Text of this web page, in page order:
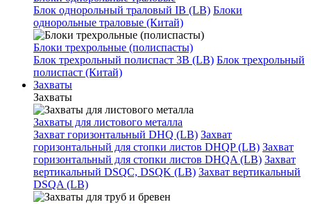
Блок однорольный траловый IB (LB) Блоки
однорольные траловые (Китай)
Блоки трехрольные (полиспасты)
Блок трехрольный полиспаст 3B (LB) Блок трехрольный
полиспаст (Китай)
Захваты
Захваты
Захваты для листового металла
Захват горизонтальный DHQ (LB) Захват
горизонтальный для стопки листов DHQP (LB) Захват
горизонтальный для стопки листов DHQA (LB) Захват
вертикальный DSQC, DSQK (LB) Захват вертикальный
DSQA (LB)